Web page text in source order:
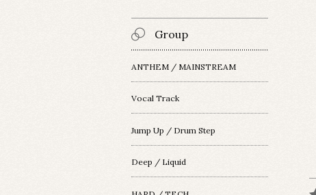
Group
ANTHEM / MAINSTREAM
Vocal Track
Jump Up / Drum Step
Deep / Liquid